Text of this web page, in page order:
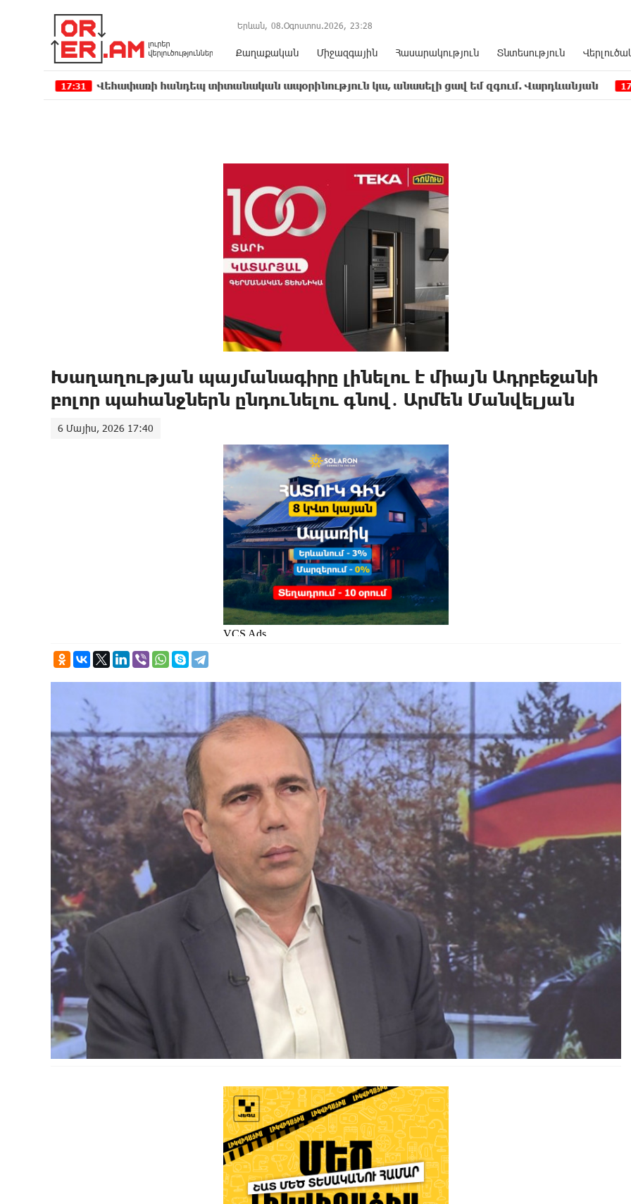
Երևան, 08.Օգոստոս.2026, 23:28
Քաղաքական Միջազգային Հասարակություն Տնտեսություն
Վեհափառի հանդեպ տիտանական ապօրինություն կա, անասելի ցավ եմ զգում. Վարդևանյան 17:07 Նարեկ
Խաղաղության պայմանագիրը լինելու է միայն Ադրբեջանի
բոլոր պահանջներն ընդունելու գնով․ Արմեն Մանվելյան
6 Մայիս, 2026 17:40